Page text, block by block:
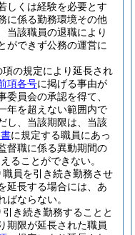
しくは経験を必要とす
に係る勤務環境その他
当該職員の退職により
ができず公務の運営に
の規定により延長され
項各号に掲げる事由が
員会の承認を得て、
年を超えない範囲内で
し、当該期限は、当該
に規定する職員にあっ
督職に係る異動期間の
ることができない。
員を引き続き勤務させ
延長する場合には、あ
ばならない。
き続き勤務することと
期限が延長された職員